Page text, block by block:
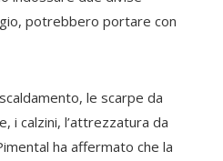
potrebbero portare con
le scarpe da
i calzini, l’attrezzatura da
ha affermato che la